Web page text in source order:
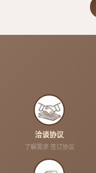
洽谈协议
了解需求 签订协议